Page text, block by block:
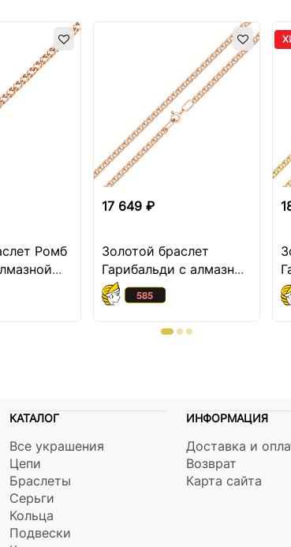
Ромб
17 649 ₽
Золотой браслет
Гарибальди с алмазной
огранкой
КАТАЛОГ
Все украшения
Цепи
Браслеты
Серьги
Кольца
Подвески
ИНФОРМАЦИЯ
Доставка и
Возврат
Карта сайта